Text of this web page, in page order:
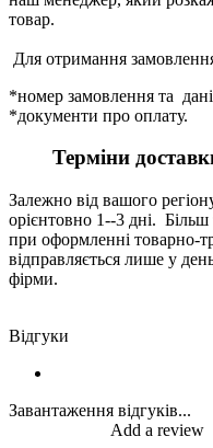
товар.
Для отримання
*номер замовлення та
*документи про оплату.
Терміни
Залежно від вашого
орієнтовно 1--3 дні. Більш
при оформленні товарно-
відправляється лише у
фірми.
Відгуки
Завантаження відгуків...
Add a review